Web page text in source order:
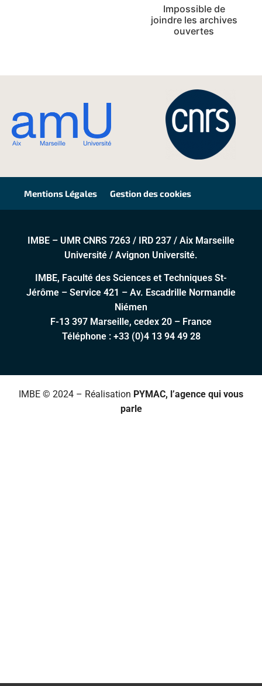
lecture
Impossible de
joindre les archives
ouvertes
Mentions Légales Gestion des cookies
IMBE – UMR CNRS 7263 / IRD 237 / Aix Marseille
Université / Avignon Université.
IMBE, Faculté des Sciences et Techniques St-
Jérôme – Service 421 – Av. Escadrille Normandie
Niémen
F-13 397 Marseille, cedex 20 – France
Téléphone : +33 (0)4 13 94 49 28
IMBE © 2024 – Réalisation PYMAC, l’agence qui vous
parle